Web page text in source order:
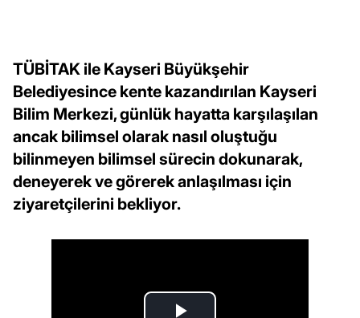
TÜBİTAK ile Kayseri Büyükşehir
Belediyesince kente kazandırılan Kayseri
Bilim Merkezi, günlük hayatta karşılaşılan
ancak bilimsel olarak nasıl oluştuğu
bilinmeyen bilimsel sürecin dokunarak,
deneyerek ve görerek anlaşılması için
ziyaretçilerini bekliyor.